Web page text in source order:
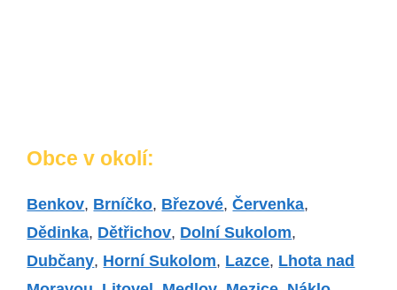
Obce v okolí:
Benkov, Brníčko, Březové,Červenka,
Dědinka, Dětřichov, Dolní Sukolom,
Dubčany, Horní Sukolom, Lazce, Lhota nad